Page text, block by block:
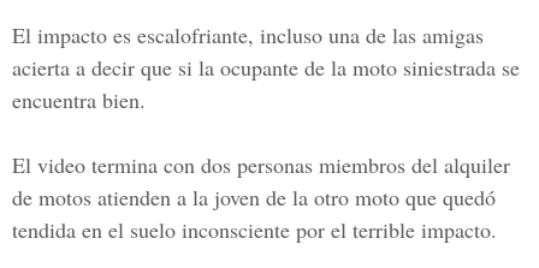
El impacto es escalofriante, incluso una de las amigas
acierta a decir que si la ocupante de la moto siniestrada se
encuentra bien.
El video termina con dos personas miembros del alquiler
de motos atienden a la joven de la otro moto que quedó
tendida en el suelo inconsciente por el terrible impacto.